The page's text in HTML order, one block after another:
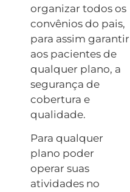
organizar todos os
convênios do pais,
para assim garantir
aos pacientes de
qualquer plano, a
segurança de
cobertura e
qualidade.
Para qualquer
plano poder
operar suas
atividades no